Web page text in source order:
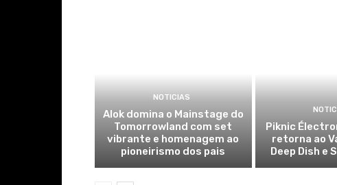
NOTICIAS
Alok domina o Mainstage do
Tomorrowland com set
vibrante e homenagem ao
pioneirismo dos pais
Piknic
retorna ao
Deep Dish e